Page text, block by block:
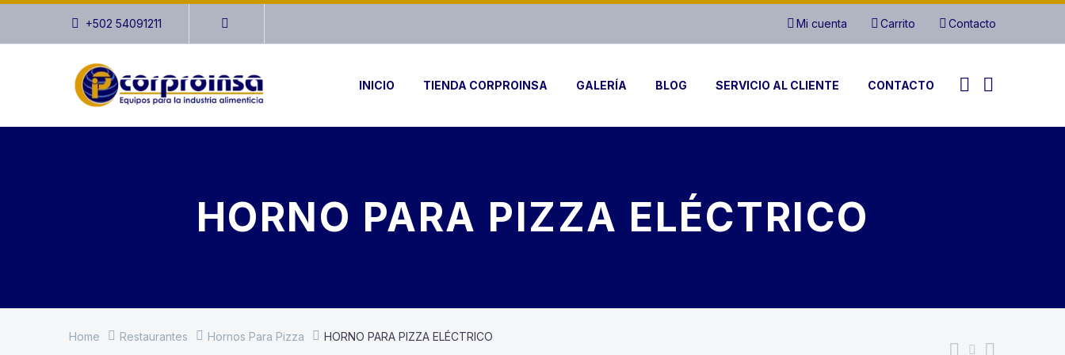
+502 54091211 Mi cuenta Carrito Contacto
INICIO TIENDA CORPROINSA GALERÍA BLOG SERVICIO AL CLIENTE CONTACTO
HORNO PARA PIZZA ELÉCTRICO
Home Restaurantes Hornos Para Pizza HORNO PARA PIZZA ELÉCTRICO